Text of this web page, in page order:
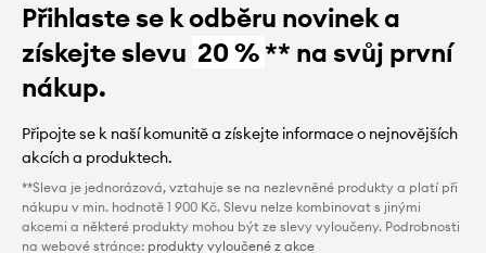
Přihlaste se k odběru novinek a
získejte slevu 20 %** na svůj první
nákup.
Připojte se k naší komunitě a získejte informace o nejnovějších
akcích a produktech.
**Sleva je jednorázová, vztahuje se na nezlevněné produkty a platí při
nákupu v min. hodnotě 1 900 Kč. Slevu nelze kombinovat s jinými
akcemi a některé produkty mohou být ze slevy vyloučeny. Podrobnosti
na webové stránce: produkty vyloučené z akce